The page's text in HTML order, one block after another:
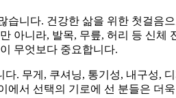
니다. 건강한 삶을 위한 첫걸
아니라, 발목, 무릎, 허리 등 신
무엇보다 중요합니다.
. 무게, 쿠셔닝, 통기성, 내구성,
서 선택의 기로에 선 분들은 더